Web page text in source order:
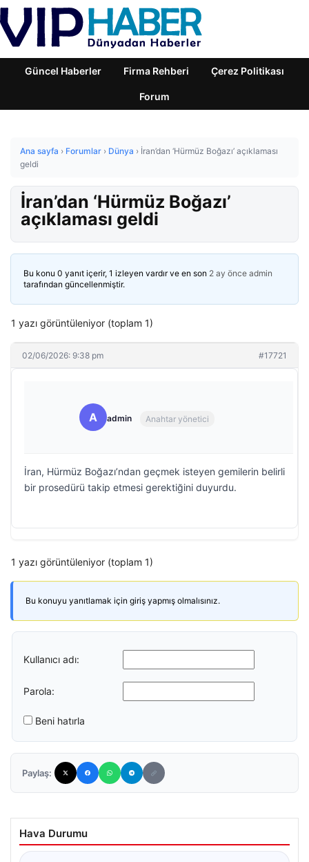
Güncel Haberler Firma Rehberi Çerez Politikası
Forum
Ana sayfa › Forumlar › Dünya › İran’dan ‘Hürmüz Boğazı’ açıklaması
geldi
İran’dan ‘Hürmüz Boğazı’
açıklaması geldi
Bu konu 0 yanıt içerir, 1 izleyen vardır ve en son 2 ay önce admin
tarafından güncellenmiştir.
1 yazı görüntüleniyor (toplam 1)
02/06/2026: 9:38 pm #17721
A admin Anahtar yönetici
İran, Hürmüz Boğazı’ndan geçmek isteyen gemilerin belirli
bir prosedürü takip etmesi gerektiğini duyurdu.
1 yazı görüntüleniyor (toplam 1)
Bu konuyu yanıtlamak için giriş yapmış olmalısınız.
Kullanıcı adı:
Parola:
Beni hatırla
Paylaş:
Hava Durumu